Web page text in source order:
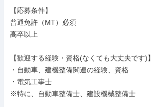
【応募条件】
普通免許（MT）必須
高卒以上
【歓迎する経験・資格(なくても大丈夫です)】
・自動車、建機整備関連の経験、資格
・電気工事士
※特に、自動車整備士、建設機械整備士